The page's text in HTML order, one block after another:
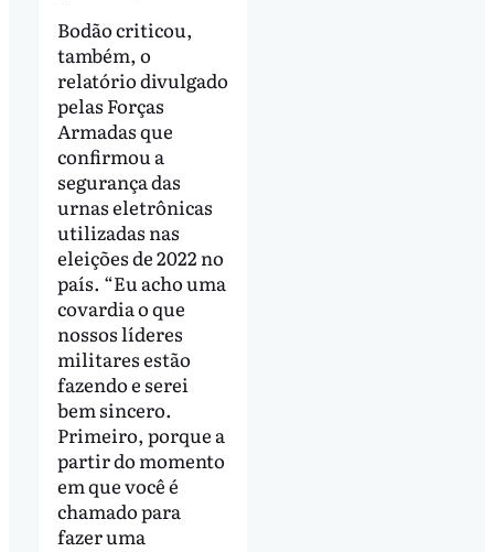
Bodão criticou,
também, o
relatório divulgado
pelas Forças
Armadas que
confirmou a
segurança das
urnas eletrônicas
utilizadas nas
eleições de 2022 no
país. “Eu acho uma
covardia o que
nossos líderes
militares estão
fazendo e serei
bem sincero.
Primeiro, porque a
partir do momento
em que você é
chamado para
fazer uma